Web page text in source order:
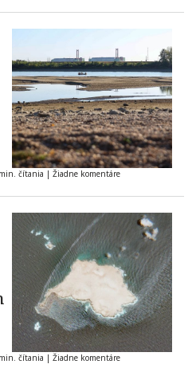
čítania | Žiadne komentáre
čítania | Žiadne komentáre